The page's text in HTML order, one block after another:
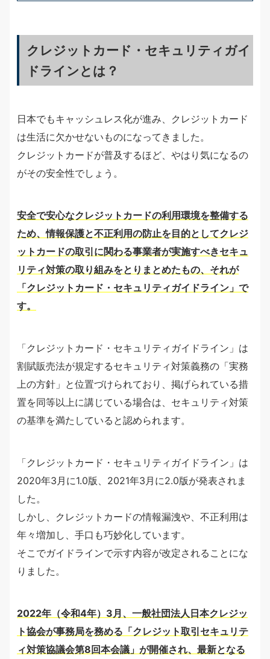
クレジットカード・セキュリティガイ
ドラインとは？
日本でもキャッシュレス化が進み、クレジットカード
は生活に欠かせないものになってきました。
クレジットカードが普及するほど、やはり気になるの
がその安全性でしょう。
安全で安心なクレジットカードの利用環境を整備する
ため、情報保護と不正利用の防止を目的としてクレジ
ットカードの取引に関わる事業者が実施すべきセキュ
リティ対策の取り組みをとりまとめたもの、それが
「クレジットカード・セキュリティガイドライン」で
す。
「クレジットカード・セキュリティガイドライン」は
割賦販売法が規定するセキュリティ対策義務の「実務
上の方針」と位置づけられており、掲げられている措
置を同等以上に講じている場合は、セキュリティ対策
の基準を満たしていると認められます。
「クレジットカード・セキュリティガイドライン」は
2020年3月に1.0版、2021年3月に2.0版が発表されま
した。
しかし、クレジットカードの情報漏洩や、不正利用は
年々増加し、手口も巧妙化しています。
そこでガイドラインで示す内容が改定されることにな
りました。
2022年（令和4年）3月、一般社団法人日本クレジッ
ト協会が事務局を務める「クレジット取引セキュリテ
ィ対策協議会第8回本会議」が開催され、最新となる